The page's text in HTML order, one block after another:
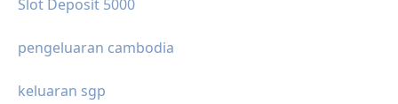
Slot Deposit 5000
pengeluaran cambodia
keluaran sgp